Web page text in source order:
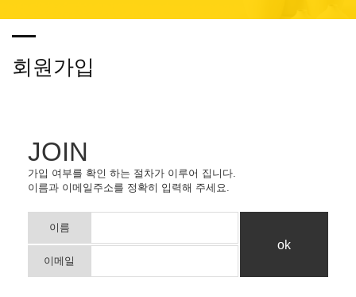
회원가입
JOIN
가입 여부를 확인 하는 절차가 이루어 집니다.
이름과 이메일주소를 정확히 입력해 주세요.
이름
이메일